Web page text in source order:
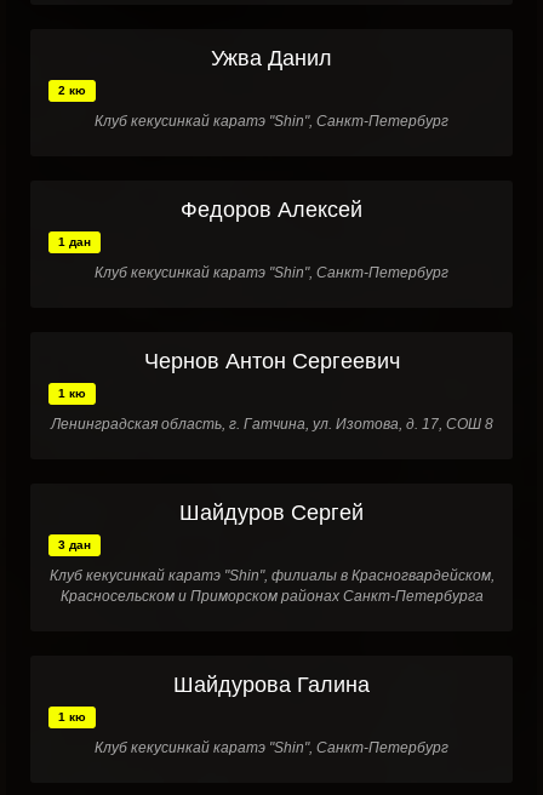
Ужва Данил
2 кю
Клуб кекусинкай каратэ "Shin", Санкт-Петербург
Федоров Алексей
1 дан
Клуб кекусинкай каратэ "Shin", Санкт-Петербург
Чернов Антон Сергеевич
1 кю
Ленинградская область, г. Гатчина, ул. Изотова, д. 17, СОШ 8
Шайдуров Сергей
3 дан
Клуб кекусинкай каратэ "Shin", филиалы в Красногвардейском,
Красносельском и Приморском районах Санкт-Петербурга
Шайдурова Галина
1 кю
Клуб кекусинкай каратэ "Shin", Санкт-Петербург